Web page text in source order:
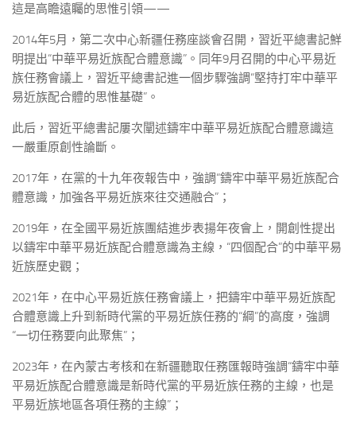
這是高瞻遠矚的思惟引領——
2014年5月，第二次中心新疆任務座談會召開，習近平總書記鮮
明提出“中華平易近族配合體意識”。同年9月召開的中心平易近
族任務會議上，習近平總書記進一個步驟強調“堅持打牢中華平
易近族配合體的思惟基礎”。
此后，習近平總書記屢次闡述鑄牢中華平易近族配合體意識這
一嚴重原創性論斷。
2017年，在黨的十九年夜報告中，強調“鑄牢中華平易近族配合
體意識，加強各平易近族來往交通融合”；
2019年，在全國平易近族團結進步表揚年夜會上，開創性提出
以鑄牢中華平易近族配合體意識為主線，“四個配合”的中華平易
近族歷史觀；
2021年，在中心平易近族任務會議上，把鑄牢中華平易近族配
合體意識上升到新時代黨的平易近族任務的“綱”的高度，強調
“一切任務要向此聚焦”；
2023年，在內蒙古考核和在新疆聽取任務匯報時強調“鑄牢中華
平易近族配合體意識是新時代黨的平易近族任務的主線，也是
平易近族地區各項任務的主線”；